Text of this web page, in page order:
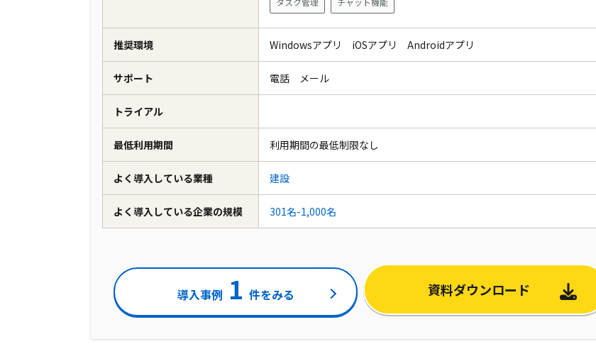
推奨環境 Windowsアプリ iOSアプリ Androidアプリ
サポート 電話 メール
トライアル
最低利用期間 利用期間の最低制限なし
よく導入している業種 建設
よく導入している企業の規模 301名-1,000名
導入事例 1 件をみる 資料ダウンロード